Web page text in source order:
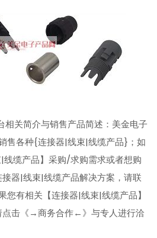
相关简介与销售产品简述：美金电子
售各种{连接器|线束|线缆产品}；如
缆产品】采购/求购需求或者想购
器|线束|线缆产品解决方案，请联
您有相关【连接器|线束|线缆产品】
点击《→商务合作←》与专人进行洽